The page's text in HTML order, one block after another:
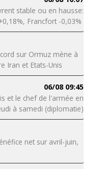
stable ou en hausse:
Francfort -0,03%
sur Ormuz mène à
Iran et Etats-Unis
06/08 09:45
et le chef de l'armée en
à samedi (diplomatie)
net sur avril-juin,